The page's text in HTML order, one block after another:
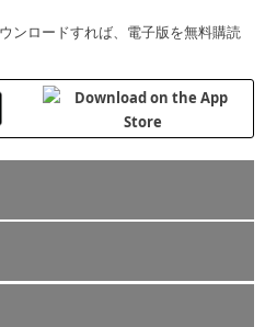
ンロードすれば、電子版を無料購読